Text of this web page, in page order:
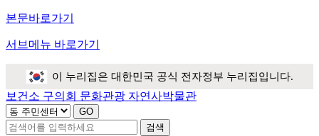
본문바로가기
서브메뉴 바로가기
이 누리집은 대한민국 공식 전자정부 누리집입니다.
보건소 구의회 문화관광 자연사박물관
검색